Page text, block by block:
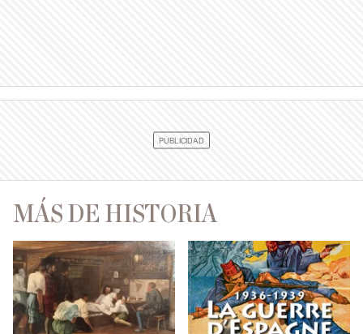
MÁS DE HISTORIA